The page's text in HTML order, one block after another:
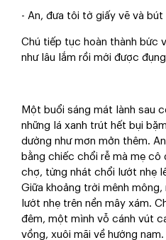
- An, đưa tôi tờ giấy vẽ và bút
Chú tiếp tục hoàn thành bức
như lâu lắm rồi mới được
Một buổi sáng mát lành sau
những lá xanh trút hết bụi
dường như mơn mởn thêm.
bằng chiếc chổi rễ mà mẹ
chợ, từng nhát chổi lướt nhẹ
Giữa khoảng trời mênh
lướt nhẹ trên nền mây xám.
đêm, một mình vỗ cánh vút
vồng, xuôi mãi về hướng nam.